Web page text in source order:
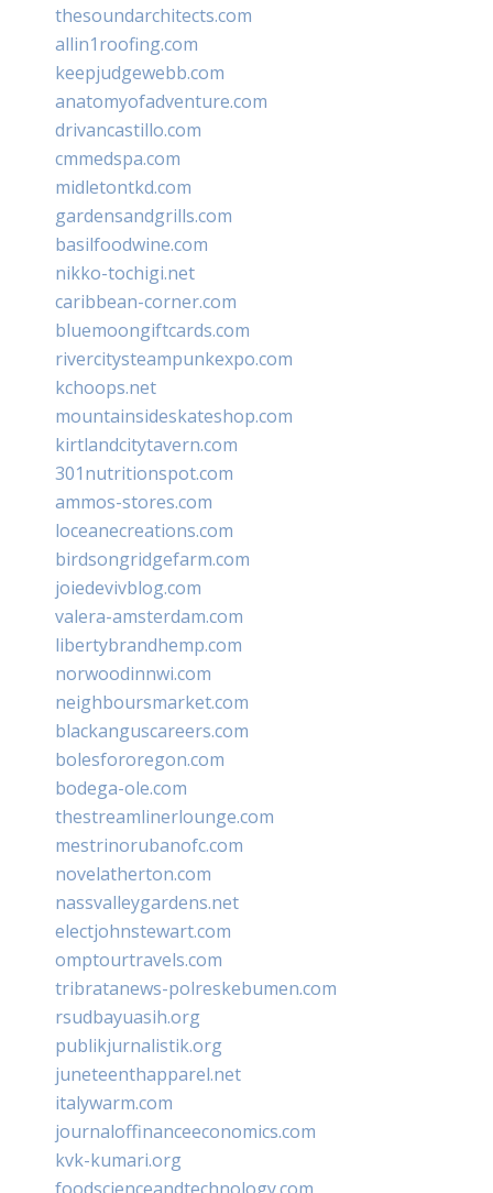
thesoundarchitects.com
allin1roofing.com
keepjudgewebb.com
anatomyofadventure.com
drivancastillo.com
cmmedspa.com
midletontkd.com
gardensandgrills.com
basilfoodwine.com
nikko-tochigi.net
caribbean-corner.com
bluemoongiftcards.com
rivercitysteampunkexpo.com
kchoops.net
mountainsideskateshop.com
kirtlandcitytavern.com
301nutritionspot.com
ammos-stores.com
loceanecreations.com
birdsongridgefarm.com
joiedevivblog.com
valera-amsterdam.com
libertybrandhemp.com
norwoodinnwi.com
neighboursmarket.com
blackanguscareers.com
bolesfororegon.com
bodega-ole.com
thestreamlinerlounge.com
mestrinorubanofc.com
novelatherton.com
nassvalleygardens.net
electjohnstewart.com
omptourtravels.com
tribratanews-polreskebumen.com
rsudbayuasih.org
publikjurnalistik.org
juneteenthapparel.net
italywarm.com
journaloffinanceeconomics.com
kvk-kumari.org